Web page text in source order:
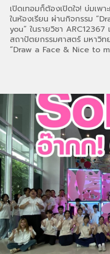
เปิดเทอมก็ต้องเปิดใจ! บ่มเพ
ในห้องเรียน ผ่านกิจกรรม
you” ในรายวิชา ARC12367
สถาปัตยกรรมศาสตร์ มหาวิ
“Draw a Face & Nice to